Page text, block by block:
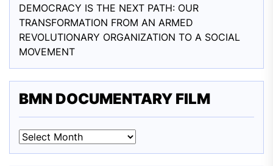
DEMOCRACY IS THE NEXT PATH: OUR
TRANSFORMATION FROM AN ARMED
REVOLUTIONARY ORGANIZATION TO A SOCIAL
MOVEMENT
BMN DOCUMENTARY FILM
BMN